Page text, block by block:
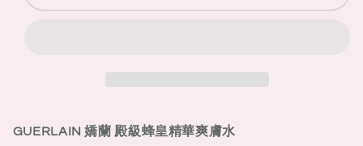
嬌
精
嬌
級
精
GUERLAIN 嬌蘭 殿級蜂皇精華爽膚水